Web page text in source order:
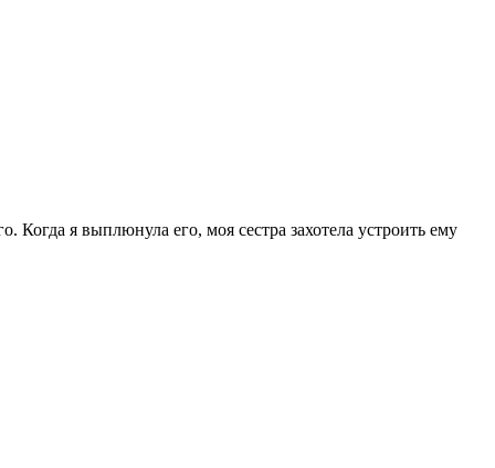
я выплюнула его, моя сестра захотела устроить ему